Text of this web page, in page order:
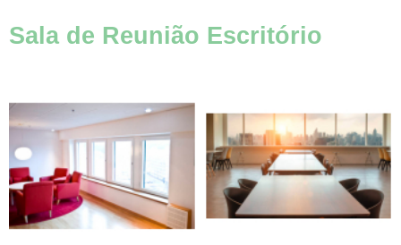
Sala de Reunião Escritório